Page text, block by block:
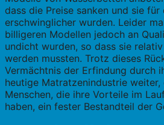
dass die Preise sanken und sie
erschwinglicher wurden. Leider
billigeren Modellen jedoch an
undicht wurden, so dass sie
werden mussten. Trotz dieses
Vermächtnis der Erfindung durch
heutige Matratzenindustrie
Menschen, die ihre Vorteile im
haben, ein fester Bestandteil der